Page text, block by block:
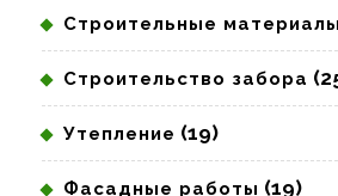
Строительные материалы
Строительство забора
Утепление (19)
Фасадные работы (19)